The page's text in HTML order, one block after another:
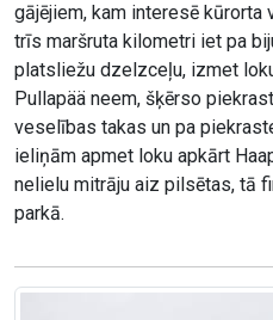
gājējiem, kam interesē kūrorta
trīs maršruta kilometri iet pa
platsliežu dzelzceļu, izmet
Pullapää neem, šķērso
veselības takas un pa
ieliņām apmet loku apkārt
nelielu mitrāju aiz pilsētas, tā
parkā.